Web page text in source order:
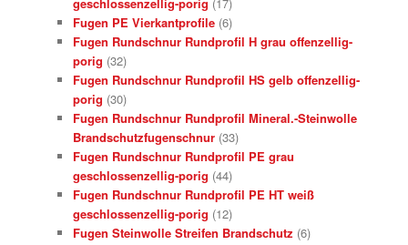
Fugen PE Vierkantprofile (6)
Fugen Rundschnur Rundprofil H grau offenzellig-
porig (32)
Fugen Rundschnur Rundprofil HS gelb offenzellig-
porig (30)
Fugen Rundschnur Rundprofil Mineral.-Steinwolle
Brandschutzfugenschnur (33)
Fugen Rundschnur Rundprofil PE grau
geschlossenzellig-porig (44)
Fugen Rundschnur Rundprofil PE HT weiß
geschlossenzellig-porig (12)
Fugen Steinwolle Streifen Brandschutz (6)